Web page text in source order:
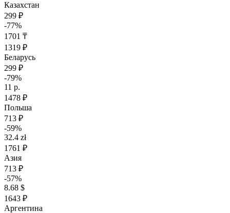
Казахстан
299 ₽
-77%
1701 ₸
1319 ₽
Беларусь
299 ₽
-79%
11 р.
1478 ₽
Польша
713 ₽
-59%
32.4 zł
1761 ₽
Азия
713 ₽
-57%
8.68 $
1643 ₽
Аргентина